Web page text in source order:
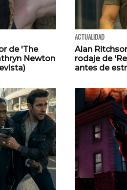
de 'The
Newton
ACTUALIDAD
Alan
rodaje de
antes de